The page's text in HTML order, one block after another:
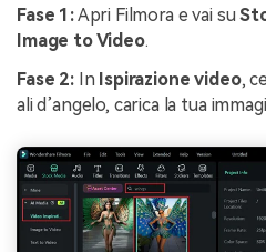
Fase 1:Apri Filmora e vai su
Image to Video.
Fase 2:In Ispirazione video,
ali d’angelo, carica la tua